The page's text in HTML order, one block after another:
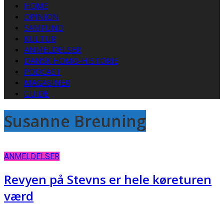
HOME
OPINION
SAMFUND
KULTUR
ANMELDELSER
DANSK HOMO-HISTORIE
PODCAST
MAGASINER
GUIDE
Susanne Breuning
ANMELDELSER
Revyen på Stevns er hele køreturen
værd